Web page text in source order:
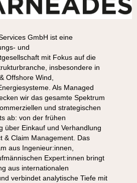
GmbH ist eine
und
mit Fokus auf die
insbesondere in
Offshore Wind,
Als Managed
wir das gesamte Spektrum
und strategischen
ab: von der frühen
über Einkauf und Verhandlung
& Claim Management. Das
aus Ingenieur:innen,
Expert:innen bringt
aus internationalen
verbindet analytische Tiefe mit